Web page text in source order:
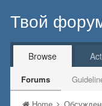
Твой
Browse
Forums